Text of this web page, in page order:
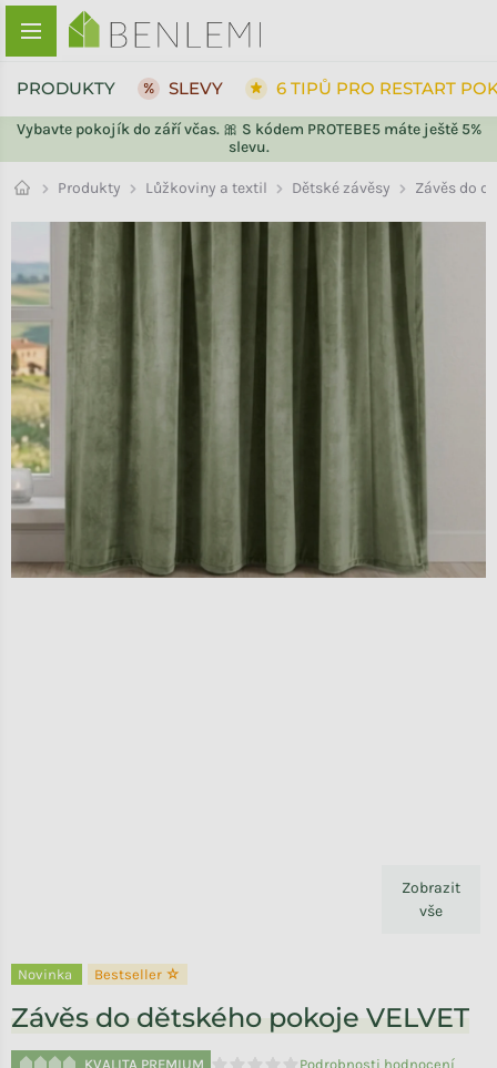
Přejít na obsah
Vybavte pokojík do září včas. 🎀 S kódem PROTEBE5 máte ještě 5%
slevu.
PRODUKTY SLEVY 6 TIPŮ PRO RESTART
Produkty Lůžkoviny a textil Dětské závěsy Závěs do
Zobrazit
vše
Novinka Bestseller ☆
Závěs do dětského pokoje VELVET
KVALITA PREMIUM
Podrobnosti hodnocení
ZPĚT DO OBCHODU
ZPĚT DO OBCHODU